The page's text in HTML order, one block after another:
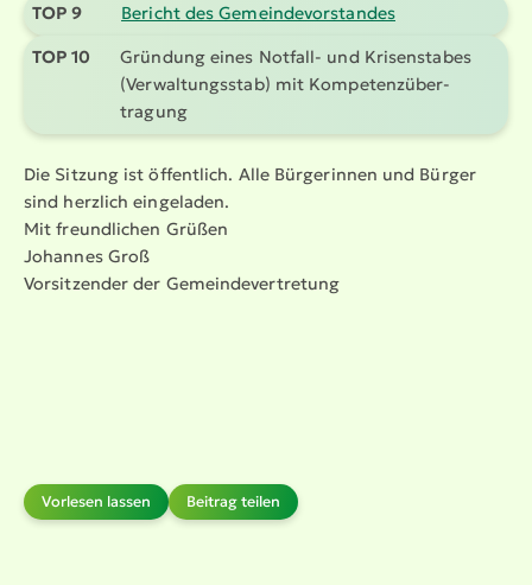
TOP 9 Bericht des Gemein­de­vor­standes
TOP 10
Gründung eines Notfall- und Krisen­stabes
(Verwal­tungsstab) mit Kompe­tenz­über­
tragung
Die Sitzung ist öffentlich. Alle Bürgerinnen und Bürger
sind herzlich eingeladen.
Mit freund­lichen Grüßen
Johannes Groß
Vorsit­zender der Gemein­de­ver­tretung
Vorlesen lassen Beitrag teilen